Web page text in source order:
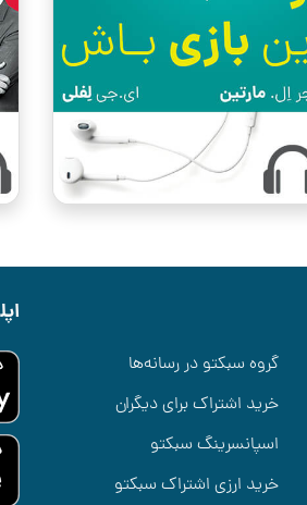
گروه سبکتو در رسانه‌ها
خرید اشتراک برای دیگران
اسپانسرینگ سبکتو
خرید ارزی اشتراک سبکتو